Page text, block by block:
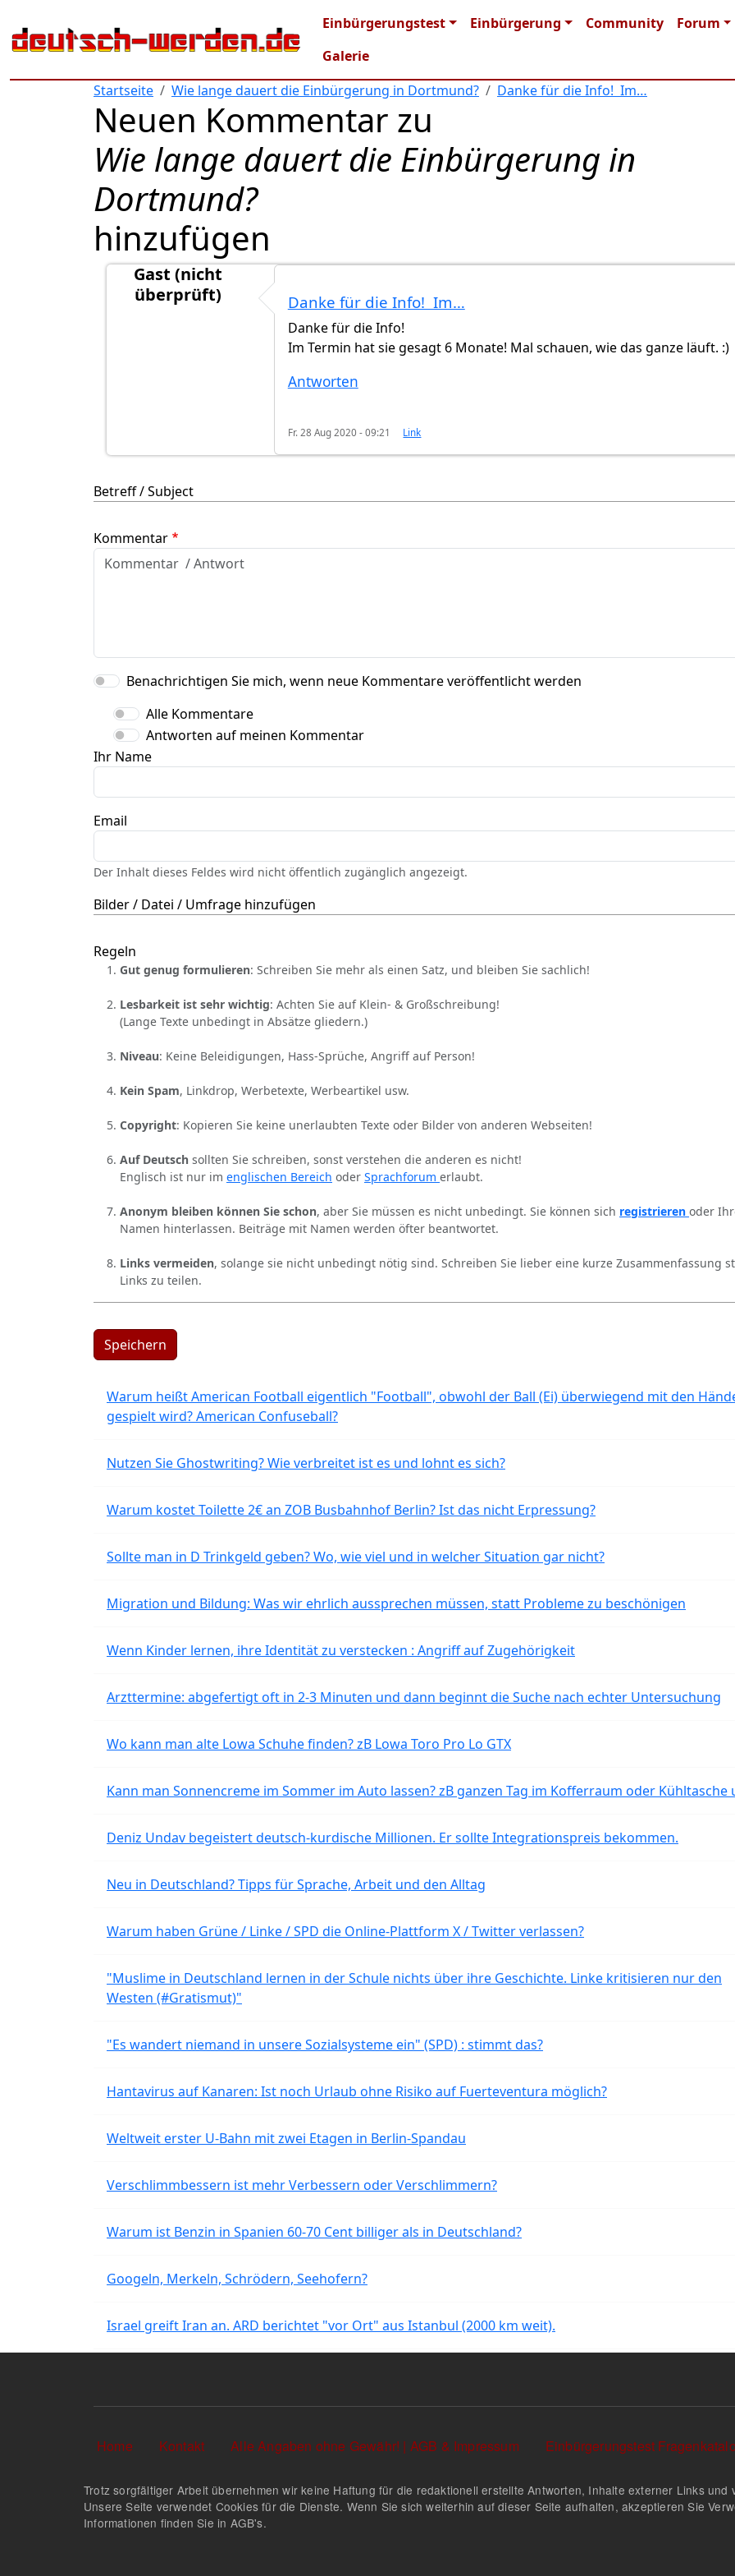
Main navigation
Einbürgerungstest Einbürgerung Community
Forum
Galerie
Startseite
Wie lange dauert die Einbürgerung in Dortmund? Danke für die Info! Im…
Neuen Kommentar zu
Wie lange dauert die Einbürgerung in
Dortmund?
hinzufügen
Gast (nicht
überprüft)
Hauptfaktoren in DortmundvonGast (nicht überprüft)
Danke für die Info! Im…
Danke für die Info!
Im Termin hat sie gesagt 6 Monate! Mal schauen, wie das ganze läuft. :)
Antworten
Fr. 28 Aug 2020 - 09:21 Link
Betreff / Subject
Kommentar
Benachrichtigen Sie mich, wenn neue Kommentare veröffentlicht werden
Alle Kommentare
Antworten auf meinen Kommentar
Ihr Name
Email
Der Inhalt dieses Feldes wird nicht öffentlich zugänglich angezeigt.
Bilder / Datei / Umfrage hinzufügen
Regeln
Gut genug formulieren: Schreiben Sie mehr als einen Satz, und bleiben Sie sachlich!
Lesbarkeit ist sehr wichtig: Achten Sie auf Klein- & Großschreibung!
(Lange Texte unbedingt in Absätze gliedern.)
Niveau: Keine Beleidigungen, Hass-Sprüche, Angriff auf Person!
Kein Spam, Linkdrop, Werbetexte, Werbeartikel usw.
Copyright: Kopieren Sie keine unerlaubten Texte oder Bilder von anderen Webseiten!
Auf Deutsch sollten Sie schreiben, sonst verstehen die anderen es nicht!
Englisch ist nur im englischen Bereich oder Sprachforum erlaubt.
Anonym bleiben können Sie schon, aber Sie müssen es nicht unbedingt. Sie können sich registrieren oder
Namen hinterlassen. Beiträge mit Namen werden öfter beantwortet.
Links vermeiden, solange sie nicht unbedingt nötig sind. Schreiben Sie lieber eine kurze Zusammenfassung
Links zu teilen.
Speichern
Warum heißt American Football eigentlich "Football", obwohl der Ball (Ei) überwiegend mit den
gespielt wird? American Confuseball?
Nutzen Sie Ghostwriting? Wie verbreitet ist es und lohnt es sich?
Warum kostet Toilette 2€ an ZOB Busbahnhof Berlin? Ist das nicht Erpressung?
Sollte man in D Trinkgeld geben? Wo, wie viel und in welcher Situation gar nicht?
Migration und Bildung: Was wir ehrlich aussprechen müssen, statt Probleme zu beschönigen
Wenn Kinder lernen, ihre Identität zu verstecken : Angriff auf Zugehörigkeit
Arzttermine: abgefertigt oft in 2-3 Minuten und dann beginnt die Suche nach echter Untersuchung
Wo kann man alte Lowa Schuhe finden? zB Lowa Toro Pro Lo GTX
Kann man Sonnencreme im Sommer im Auto lassen? zB ganzen Tag im Kofferraum oder Kühltasche
Deniz Undav begeistert deutsch-kurdische Millionen. Er sollte Integrationspreis bekommen.
Neu in Deutschland? Tipps für Sprache, Arbeit und den Alltag
Warum haben Grüne / Linke / SPD die Online-Plattform X / Twitter verlassen?
"Muslime in Deutschland lernen in der Schule nichts über ihre Geschichte. Linke kritisieren nur den
Westen (#Gratismut)"
"Es wandert niemand in unsere Sozialsysteme ein" (SPD) : stimmt das?
Hantavirus auf Kanaren: Ist noch Urlaub ohne Risiko auf Fuerteventura möglich?
Weltweit erster U-Bahn mit zwei Etagen in Berlin-Spandau
Verschlimmbessern ist mehr Verbessern oder Verschlimmern?
Warum ist Benzin in Spanien 60-70 Cent billiger als in Deutschland?
Googeln, Merkeln, Schrödern, Seehofern?
Israel greift Iran an. ARD berichtet "vor Ort" aus Istanbul (2000 km weit).
Sekundärlinks
Home Kontakt Alle Angaben ohne Gewähr! | AGB & Impressum Einbürgerungstest
Trotz sorgfältiger Arbeit übernehmen wir keine Haftung für die redaktionell erstellte Antworten, Inhalte externer Links
Unsere Seite verwendet Cookies für die Dienste. Wenn Sie sich weiterhin auf dieser Seite aufhalten, akzeptieren Sie
Informationen finden Sie in AGB's.